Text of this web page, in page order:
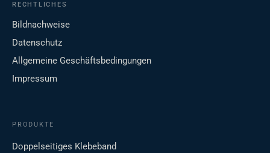
RECHTLICHES
Bildnachweise
Datenschutz
Allgemeine Geschäftsbedingungen
Impressum
PRODUKTE
Doppelseitiges Klebeband